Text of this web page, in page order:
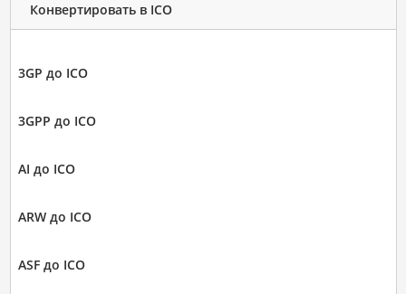
Конвертировать в ICO
3GP до ICO
3GPP до ICO
AI до ICO
ARW до ICO
ASF до ICO